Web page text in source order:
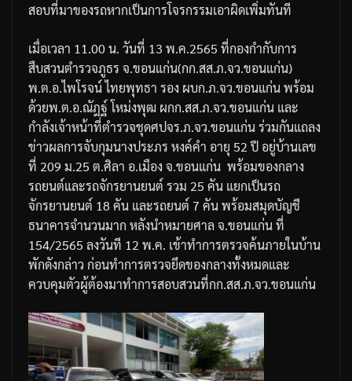
สอบที่มาของรถหากเป็นการโจรกรรมเอาผิดเพิ่มทันที
เมื่อเวลา 11.00น. วันที่ 13 พ.ค.2565 ที่กองกำกับการ
สืบสวนตำรวจภูธร จ.ขอนแก่น(กก.สส.ภ.จว.ขอนแก่น)
พ.ต.อ.ไพโรจน์ไทยพุทธา รอง ผบก.ภ.จว.ขอนแก่นพร้อม
ด้วยพ.ต.อ.ณัฎฐ์ โหม่งพุฒ ผกก.สส.ภ.จว.ขอนแก่น และ
กำลังเจ้าหน้าที่ตำรวจชุดศปจร.ภ.จว.ขอนแก่นร่วมกันแถลง
ข่าวผลการจับกุมนางประภร หงค์คำ อายุ 52ปีอยู่บ้านเลข
ที่ 209 ม.25 ต.ศิลา อ.เมือง จ.ขอนแก่น พร้อมของกลาง
รถยนต์และรถจักรยานยนต์ รวม 25 คัน แยกเป็นรถ
จักรยานยนต์ 18คัน และรถยนต์ 7 คันพร้อมสมุดบัญชี
ธนาคารจำนวนมาก หลังนำหมายศาล จ.ขอนแก่นที่
154/2565 ลงวันที 12 พ.ค. เข้าทำการตรวจค้นภายในบ้าน
พักดังกล่าว ก่อนทำการตรวจยึดของกลางทั้งหมดและ
ควบคุมตัวผู้ต้องมาทำการสอบสวนที่กก.สส.ภ.จว.ขอนแก่น